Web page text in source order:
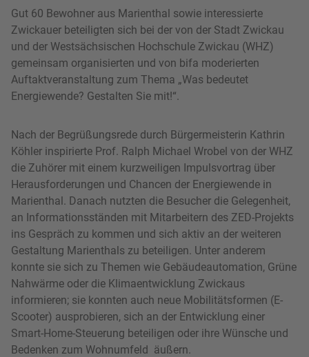
Gut 60 Bewohner aus Marienthal sowie interessierte
Zwickauer beteiligten sich bei der von der Stadt Zwickau
und der Westsächsischen Hochschule Zwickau (WHZ)
gemeinsam organisierten und von bifa moderierten
Auftaktveranstaltung zum Thema „Was bedeutet
Energiewende? Gestalten Sie mit!“.
Nach der Begrüßungsrede durch Bürgermeisterin Kathrin
Köhler inspirierte Prof. Ralph Michael Wrobel von der WHZ
die Zuhörer mit einem kurzweiligen Impulsvortrag über
Herausforderungen und Chancen der Energiewende in
Marienthal. Danach nutzten die Besucher die Gelegenheit,
an Informationsständen mit Mitarbeitern des ZED-Projekts
ins Gespräch zu kommen und sich aktiv an der weiteren
Gestaltung Marienthals zu beteiligen. Unter anderem
konnte sie sich zu Themen wie Gebäudeautomation, Grüne
Nahwärme oder die Klimaentwicklung Zwickaus
informieren; sie konnten auch neue Mobilitätsformen (E-
Scooter) ausprobieren, sich an der Entwicklung einer
Smart-Home-Steuerung beteiligen oder ihre Wünsche und
Bedenken zum Wohnumfeld äußern.